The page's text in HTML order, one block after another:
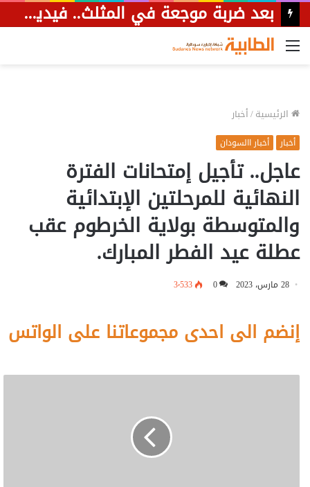
بعد ضربة موجعة في المثلث.. فيديو يظهر قصف مسيرة لسيارة تحمل عناصر من المليشيا هاربة نحو الحدود الليبية.
القائمة
الرئيسية/أخبار
أخبار أخبار االسودان
عاجل.. تأجيل إمتحانات الفترة
النهائية للمرحلتين الإبتدائية
والمتوسطة بولاية الخرطوم عقب
عطلة عيد الفطر المبارك.
28 مارس، 2023 0 3٬533
إنضم الى احدى مجموعاتنا على الواتس